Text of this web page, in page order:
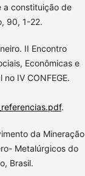
a constituição de
90, 1-22.
II Encontro
Econômicas e
IV CONFEGE.
.
da Mineração
Metalúrgicos do
Brasil.